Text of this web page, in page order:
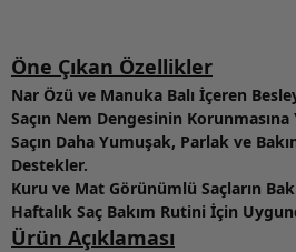
Öne Çıkan Özellikler
Nar Özü ve Manuka Balı İçeren
Saçın Nem Dengesinin Korunmasına
Saçın Daha Yumuşak, Parlak ve
Destekler.
Kuru ve Mat Görünümlü Saçların
Haftalık Saç Bakım Rutini İçin
Ürün Açıklaması